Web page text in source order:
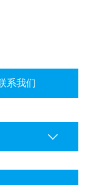
务关系，使我
系我们